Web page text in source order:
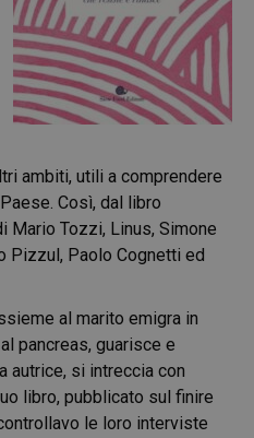
ambiti, utili a comprendere
Così, dal libro
Mario Tozzi, Linus, Simone
Pizzul, Paolo Cognetti ed
al marito emigra in
pancreas, guarisce e
autrice, si intreccia con
libro, pubblicato sul finire
le loro interviste